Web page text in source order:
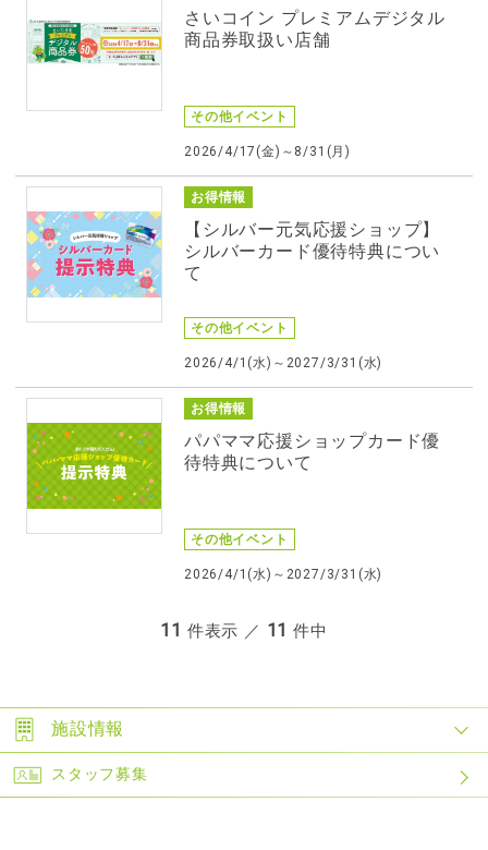
さいコイン プレミアムデジタル
商品券取扱い店舗
その他イベント
2026/4/17(金)～8/31(月)
お得情報
【シルバー元気応援ショップ】
シルバーカード優待特典につい
て
その他イベント
2026/4/1(水)～2027/3/31(水)
お得情報
パパママ応援ショップカード優
待特典について
その他イベント
2026/4/1(水)～2027/3/31(水)
11 件表示 ／ 11 件中
施設情報
スタッフ募集